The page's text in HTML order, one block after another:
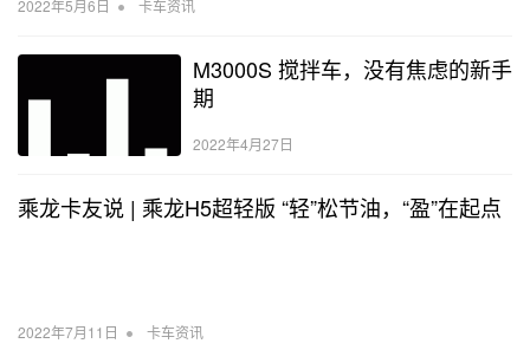
2022年5月6日 卡车资讯
M3000S 搅拌车，没有焦虑的新手
期
2022年4月27日
乘龙卡友说 | 乘龙H5超轻版 “轻”松节油，“盈”在起点
2022年7月11日 • 卡车资讯